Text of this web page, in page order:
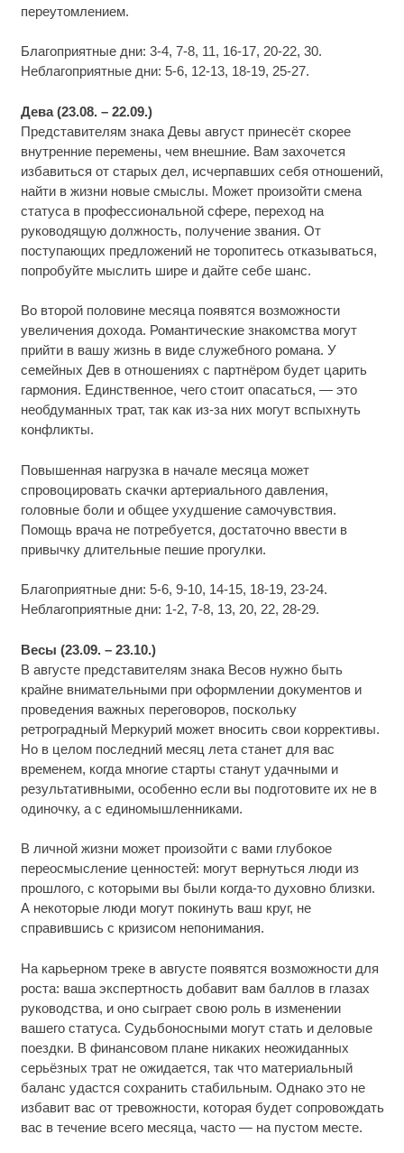
переутомлением.
Благоприятные дни: 3-4, 7-8, 11, 16-17, 20-22, 30.
Неблагоприятные дни: 5-6, 12-13, 18-19, 25-27.
Дева (23.08. – 22.09.)
Представителям знака Девы август принесёт скорее
внутренние перемены, чем внешние. Вам захочется
избавиться от старых дел, исчерпавших себя отношений,
найти в жизни новые смыслы. Может произойти смена
статуса в профессиональной сфере, переход на
руководящую должность, получение звания. От
поступающих предложений не торопитесь отказываться,
попробуйте мыслить шире и дайте себе шанс.
Во второй половине месяца появятся возможности
увеличения дохода. Романтические знакомства могут
прийти в вашу жизнь в виде служебного романа. У
семейных Дев в отношениях с партнёром будет царить
гармония. Единственное, чего стоит опасаться, — это
необдуманных трат, так как из-за них могут вспыхнуть
конфликты.
Повышенная нагрузка в начале месяца может
спровоцировать скачки артериального давления,
головные боли и общее ухудшение самочувствия.
Помощь врача не потребуется, достаточно ввести в
привычку длительные пешие прогулки.
Благоприятные дни: 5-6, 9-10, 14-15, 18-19, 23-24.
Неблагоприятные дни: 1-2, 7-8, 13, 20, 22, 28-29.
Весы (23.09. – 23.10.)
В августе представителям знака Весов нужно быть
крайне внимательными при оформлении документов и
проведения важных переговоров, поскольку
ретроградный Меркурий может вносить свои коррективы.
Но в целом последний месяц лета станет для вас
временем, когда многие старты станут удачными и
результативными, особенно если вы подготовите их не в
одиночку, а с единомышленниками.
В личной жизни может произойти с вами глубокое
переосмысление ценностей: могут вернуться люди из
прошлого, с которыми вы были когда-то духовно близки.
А некоторые люди могут покинуть ваш круг, не
справившись с кризисом непонимания.
На карьерном треке в августе появятся возможности для
роста: ваша экспертность добавит вам баллов в глазах
руководства, и оно сыграет свою роль в изменении
вашего статуса. Судьбоносными могут стать и деловые
поездки. В финансовом плане никаких неожиданных
серьёзных трат не ожидается, так что материальный
баланс удастся сохранить стабильным. Однако это не
избавит вас от тревожности, которая будет сопровождать
вас в течение всего месяца, часто — на пустом месте.